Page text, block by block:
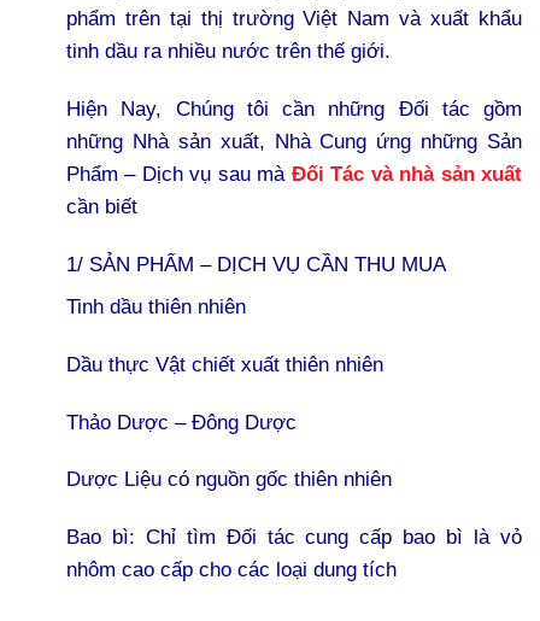
phẩm trên tại thị trường Việt Nam và xuất khẩu
tinh dầu ra nhiều nước trên thế giới.
Hiện Nay, Chúng tôi cần những Đối tác gồm
những Nhà sản xuất, Nhà Cung ứng những Sản
Phẩm – Dịch vụ sau mà Đối Tác và nhà sản xuất
cần biết
1/ SẢN PHẨM – DỊCH VỤ CẦN THU MUA
Tinh dầu thiên nhiên
Dầu thực Vật chiết xuất thiên nhiên
Thảo Dược – Đông Dược
Dược Liệu có nguồn gốc thiên nhiên
Bao bì: Chỉ tìm Đối tác cung cấp bao bì là vỏ
nhôm cao cấp cho các loại dung tích